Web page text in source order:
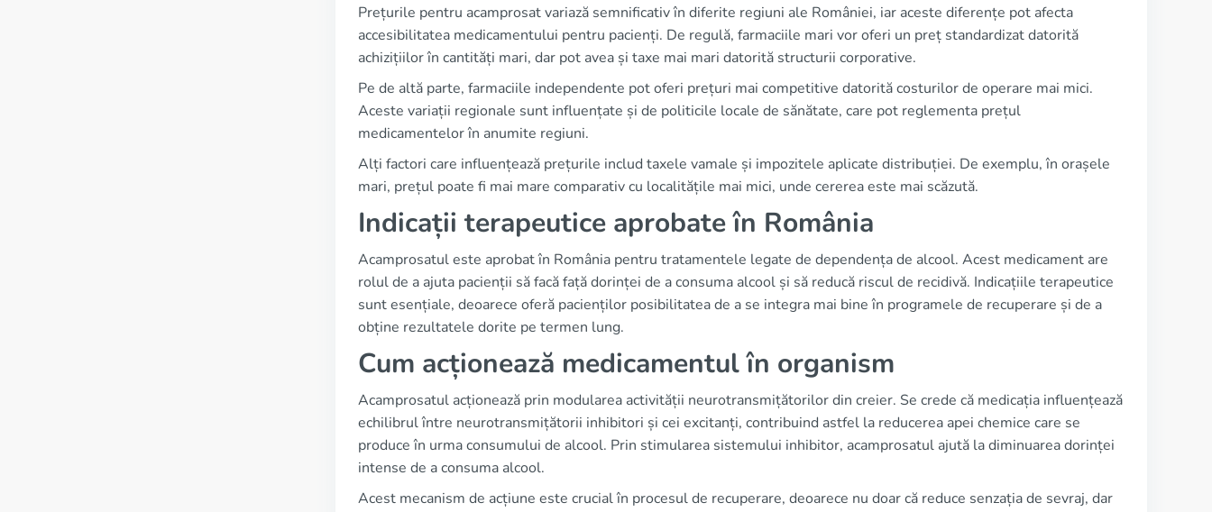
Prețurile pentru acamprosat variază semnificativ în diferite regiuni ale României, iar aceste diferențe pot afecta
accesibilitatea medicamentului pentru pacienți. De regulă, farmaciile mari vor oferi un preț standardizat datorită
achizițiilor în cantități mari, dar pot avea și taxe mai mari datorită structurii corporative.
Pe de altă parte, farmaciile independente pot oferi prețuri mai competitive datorită costurilor de operare mai mici.
Aceste variații regionale sunt influențate și de politicile locale de sănătate, care pot reglementa prețul
medicamentelor în anumite regiuni.
Alți factori care influențează prețurile includ taxele vamale și impozitele aplicate distribuției. De exemplu, în orașele
mari, prețul poate fi mai mare comparativ cu localitățile mai mici, unde cererea este mai scăzută.
Indicații terapeutice aprobate în România
Acamprosatul este aprobat în România pentru tratamentele legate de dependența de alcool. Acest medicament are
rolul de a ajuta pacienții să facă față dorinței de a consuma alcool și să reducă riscul de recidivă. Indicațiile terapeutice
sunt esențiale, deoarece oferă pacienților posibilitatea de a se integra mai bine în programele de recuperare și de a
obține rezultatele dorite pe termen lung.
Cum acționează medicamentul în organism
Acamprosatul acționează prin modularea activității neurotransmițătorilor din creier. Se crede că medicația influențează
echilibrul între neurotransmițătorii inhibitori și cei excitanți, contribuind astfel la reducerea apei chemice care se
produce în urma consumului de alcool. Prin stimularea sistemului inhibitor, acamprosatul ajută la diminuarea dorinței
intense de a consuma alcool.
Acest mecanism de acțiune este crucial în procesul de recuperare, deoarece nu doar că reduce senzația de sevraj, dar